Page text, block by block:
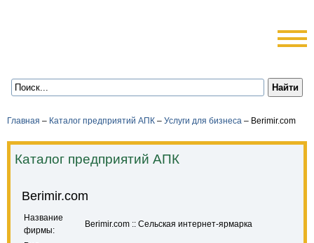
Главная – Каталог предприятий АПК – Услуги для бизнеса – Berimir.com
Каталог предприятий АПК
Berimir.com
Название
фирмы:
Berimir.com :: Сельская интернет-ярмарка